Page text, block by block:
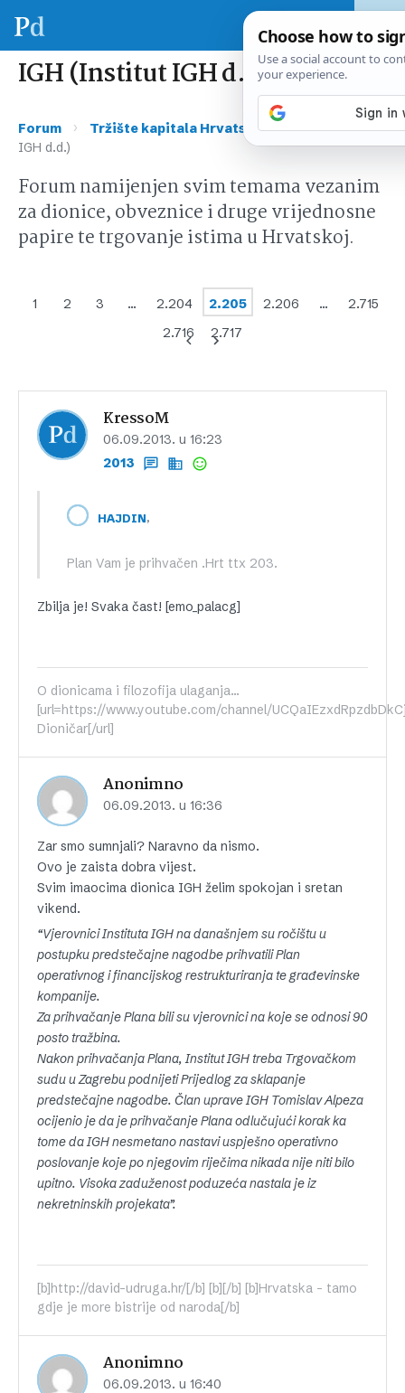
IGH (Institut IGH d.d.)
Forum › Tržište kapitala Hrvatska ›
IGH (Institut
IGH d.d.)
Forum namijenjen svim temama vezanim
za dionice, obveznice i druge vrijednosne
papire te trgovanje istima u Hrvatskoj.
1 2 3 … 2.204 2.205 2.206 …
2.715
2.716
2.717
KressoM
06.09.2013. u 16:23
2013
HAJDIN,
Plan Vam je prihvačen .Hrt ttx 203.
Zbilja je! Svaka čast! [emo_palacg]
O dionicama i filozofija ulaganja...
[url=https://www.youtube.com/channel/
Dioničar[/url]
Anonimno
06.09.2013. u 16:36
Zar smo sumnjali? Naravno da nismo.
Ovo je zaista dobra vijest.
Svim imaocima dionica IGH želim spokojan i sretan
vikend.
“Vjerovnici Instituta IGH na današnjem su ročištu u
postupku predstečajne nagodbe prihvatili Plan
operativnog i financijskog restrukturiranja te građevinske
kompanije.
Za prihvačanje Plana bili su vjerovnici na koje se odnosi 90
posto tražbina.
Nakon prihvačanja Plana, Institut IGH treba Trgovačkom
sudu u Zagrebu podnijeti Prijedlog za sklapanje
predstečajne nagodbe. Član uprave IGH Tomislav Alpeza
ocijenio je da je prihvačanje Plana odlučujući korak ka
tome da IGH nesmetano nastavi uspješno operativno
poslovanje koje po njegovim riječima nikada nije niti bilo
upitno. Visoka zaduženost poduzeća nastala je iz
nekretninskih projekata”.
[b]http://david-udruga.hr/[/b] [b][/b] [b]Hrvatska - tamo
gdje je more bistrije od naroda[/b]
Anonimno
06.09.2013. u 16:40